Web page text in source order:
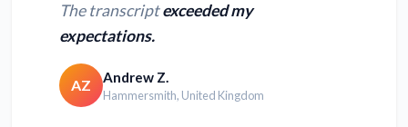
The transcriptexceeded my
expectations.
AZ Andrew Z.
Hammersmith, United Kingdom